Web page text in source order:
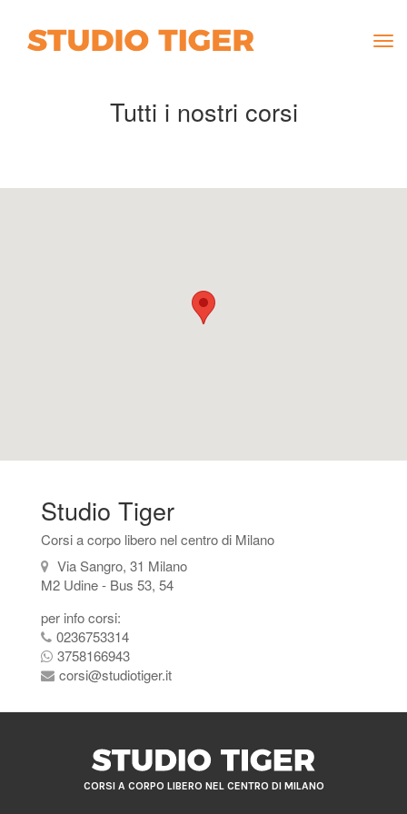
Tutti i nostri corsi
Studio Tiger
Corsi a corpo libero nel centro di Milano
Via Sangro, 31 Milano
M2 Udine - Bus 53, 54
per info corsi:
0236753314
3758166943
corsi@studiotiger.it
CORSI A CORPO LIBERO NEL CENTRO DI MILANO